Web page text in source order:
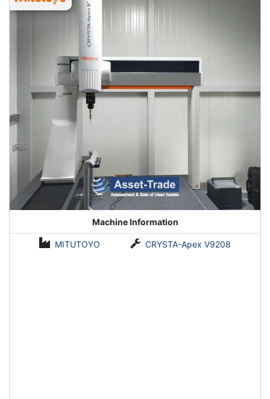
Machine Information
MITUTOYO CRYSTA-Apex V9208